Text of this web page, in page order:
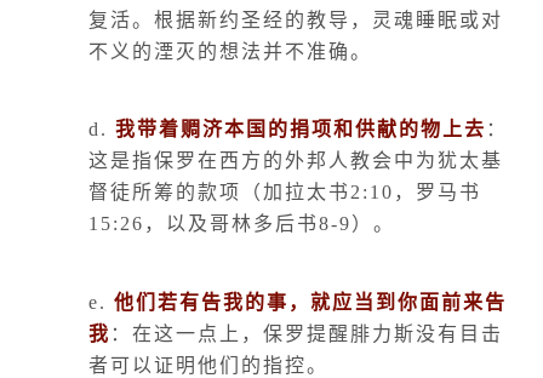
复活。根据新约圣经的教导，灵魂睡眠或对
不义的湮灭的想法并不准确。
d. 我带着赒济本国的捐项和供献的物上去 ：
这是指保罗在西方的外邦人教会中为犹太基
督徒所筹的款项（加拉太书2:10 ，罗马书
15:26 ，以及哥林多后书8-9 ）。
e. 他们若有告我的事，就应当到你面前来告
我 ：在这一点上，保罗提醒腓力斯没有目击
者可以证明他们的指控。